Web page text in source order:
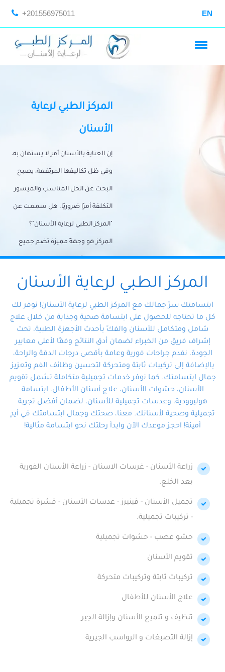
+201556975011 EN
المركز الطبي لرعاية
الأسنان
إن العناية بالأسنان أمر لا يستهان به،
وفي ظل تكاليفها المرتفعة، يصبح
البحث عن الحل المناسب والميسور
التكلفة أمرًا ضروريًا. هل سمعت عن
"المركز الطبي لرعاية الأسنان"؟
المركز هو وجهةً مميزة تضم جميع
احتياجات الأسنان تحت سقف واحد،
وتضمن لك حلاً شاملًا لجميع
المتخصص ذوي الخبرة، ستجد نفسك
في أيد أمينة تلبي احتياجاتك بكل
احترافية ودقة.
المركز الطبي لرعاية الأسنان
ابتسامتك سرّ جمالك مع المركز الطبي لرعاية الأسنان! نوفر لك
كل ما تحتاجه للحصول على ابتسامة صحية وجذابة من خلال علاج
شامل ومتكامل للأسنان والفكّ بأحدث الأجهزة الطبية، تحت
إشراف فريق من الخبراء لضمان أدق النتائج وفقًا لأعلى معايير
الجودة. نقدم جراحات فورية وعامة بأقصى درجات الدقة والراحة،
بالإضافة إلى تركيبات ثابتة ومتحركة لتحسين وظائف الفم وتعزيز
جمال ابتسامتك. كما نوفر خدمات تجميلية متكاملة تشمل تقويم
الأسنان، حشوات الأسنان، علاج أسنان الأطفال، ابتسامة
هوليوودية، وعدسات تجميلية للأسنان، لضمان أفضل تجربة
تجميلية وصحية لأسنانك. معنا، صحتك وجمال ابتسامتك في أيدٍ
أمينة! احجز موعدك الآن وابدأ رحلتك نحو ابتسامة مثالية!
زراعة الأسنان - غرسات الاسنان - زراعة الأسنان الفورية
بعد الخلع.
تجميل الأسنان - ڤينيرز - عدسات الأسنان - قشرة تجميلية
- تركيبات تجميلية.
حشو عصب - حشوات تجميلية
تقويم الأسنان
تركيبات ثابتة وتركيبات متحركة
علاج الأسنان للأطفال
تنظيف و تلميع الأسنان وإزالة الجير
إزالة التصبغات و الرواسب الجيرية